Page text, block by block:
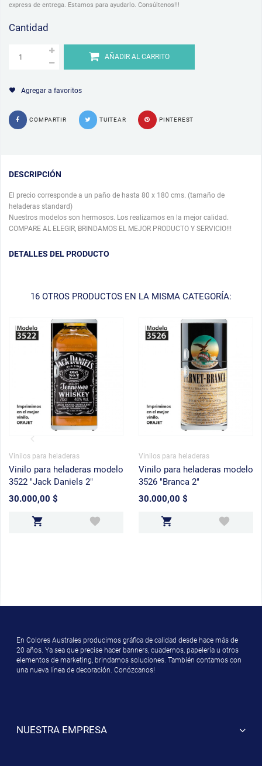
express de entrega. Estamos para ayudarlo. Consúltenos!!!
Cantidad
AÑADIR AL CARRITO
Agregar a favoritos
COMPARTIR TUITEAR PINTEREST
DESCRIPCIÓN
El precio corresponde a un paño de hasta 80 x 180 cms. (tamaño de
heladeras standard)
Nuestros modelos son hermosos. Los realizamos en la mejor calidad.
COMPARE AL ELEGIR, BRINDAMOS EL MEJOR PRODUCTO Y SERVICIO!!!
DETALLES DEL PRODUCTO
16 OTROS PRODUCTOS EN LA MISMA CATEGORÍA:
Vinilos para heladeras
Vinilo para heladeras modelo
3522 "Jack Daniels 2"
Precio
30.000,00 $
Vinilos para heladeras
Vinilo para heladeras modelo
3526 "Branca 2"
Precio
30.000,00 $
En Colores Australes producimos gráfica de calidad desde hace más de
20 años. Ya sea que precise hacer banners, cuadernos, papelería u otros
elementos de marketing, brindamos soluciones. También contamos con
una nueva línea de decoración. Conózcanos!
NUESTRA EMPRESA